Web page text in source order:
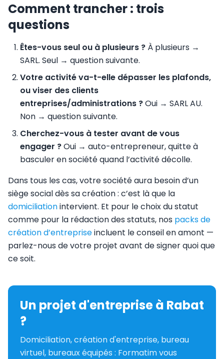
Comment trancher : trois
questions
Êtes-vous seul ou à plusieurs ? À plusieurs →
SARL. Seul → question suivante.
Votre activité va-t-elle dépasser les plafonds,
ou viser des clients
entreprises/administrations ?Oui → SARL AU.
Non → question suivante.
Cherchez-vous à tester avant de vous
engager ?Oui → auto-entrepreneur, quitte à
basculer en société quand l’activité décolle.
Dans tous les cas, votre société aura besoin d’un
siège social dès sa création : c’est là que la
domiciliationintervient. Et pour le choix du statut
comme pour la rédaction des statuts, nos packs de
création d’entrepriseincluent le conseil en amont —
parlez-nous de votre projet avant de signer quoi que
ce soit.
Un projet d'entreprise à Rabat
?
Domiciliation, création d'entreprise, bureau
virtuel, bureaux équipés : Formatim vous